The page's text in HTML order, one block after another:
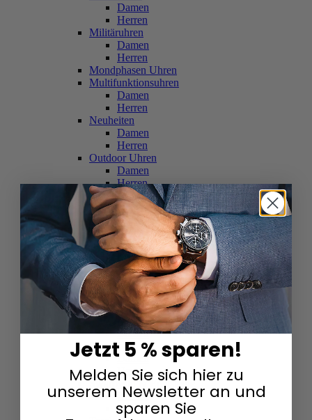
Damen
Herren
Militäruhren
Damen
Herren
Mondphasen Uhren
Multifunktionsuhren
Damen
Herren
Neuheiten
Damen
Herren
Outdoor Uhren
Damen
Herren
Schweizer Uhren
Damen
Herren
Skelettuhren
Damen
Herren
Smartwatches
Damen
Herren
Solaruhren
Herren
Damen
Sportuhren
Damen
Herren
Swarovski & Edelsteine
Damen
Herren
Jetzt 5 % sparen!
Melden Sie sich hier zu
unserem Newsletter an und
sparen Sie